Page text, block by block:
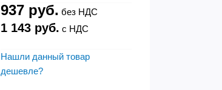
937 руб. без НДС
1 143 руб. с НДС
Нашли данный товар
дешевле?